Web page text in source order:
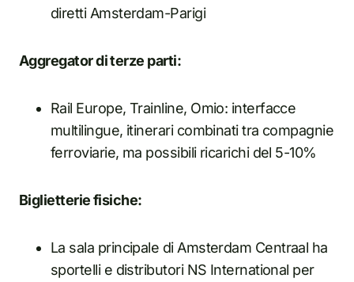
diretti Amsterdam-Parigi
Aggregator di terze parti:
Rail Europe, Trainline, Omio: interfacce
multilingue, itinerari combinati tra compagnie
ferroviarie, ma possibili ricarichi del 5-10%
Biglietterie fisiche:
La sala principale di Amsterdam Centraal ha
sportelli e distributori NS International per